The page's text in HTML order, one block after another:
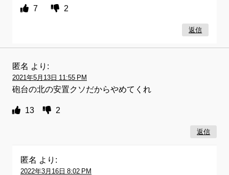
7 2
返信
匿名 より:
2021年5月13日 11:55 PM
砲台の北の安置クソだからやめてくれ
13 2
返信
匿名 より:
2022年3月16日 8:02 PM